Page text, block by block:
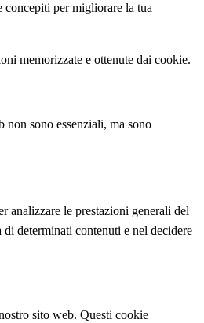
per migliorare la tua
memorizzate e ottenute dai cookie.
sono essenziali, ma sono
analizzare le prestazioni generali del
determinati contenuti e nel decidere
sito web. Questi cookie